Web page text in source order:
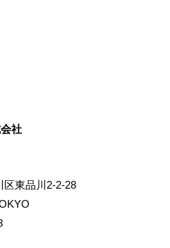
社
区東品川2-2-28